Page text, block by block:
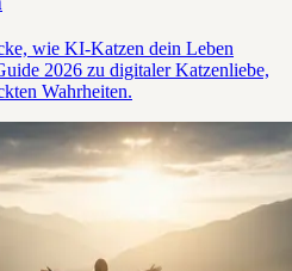
wie KI-Katzen dein Leben
2026 zu digitaler Katzenliebe,
Wahrheiten.